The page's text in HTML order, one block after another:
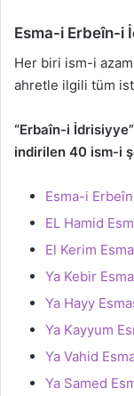
Esma-i Erbeîn-i
Her biri ism-i
ahretle ilgili tüm
“Erbaîn-i
indirilen 40 ism-i
Esma-i
EL Hamid
El Kerim
Ya Kebir
Ya Hayy
Ya Kayyum
Ya Vahid
Ya Samed